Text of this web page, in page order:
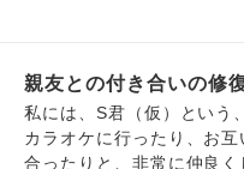
すと約束したのに姪が生ま
代も母に返金してません
「これからも頼る」とニ
は無感心。私ばかり叱ら
ったことを伝えていないと
げているのだから感謝しろと。 この前、主治医
たことと今の体調面から一
した。 結果としてはNGで
親友との付き合いの修
私には、S君（仮）という、
カラオケに行ったり、お
合ったりと、非常に仲良く